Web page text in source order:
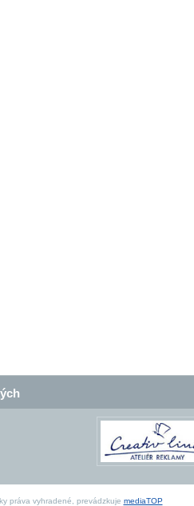
práva vyhradené, prevádzkuje mediaTOP